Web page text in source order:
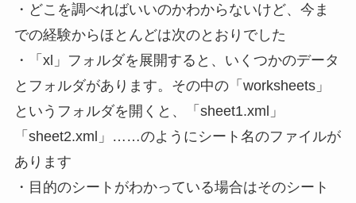
・どこを調べればいいのかわからないけど、今ま
での経験からほとんどは次のとおりでした
・「xl」フォルダを展開すると、いくつかのデータ
とフォルダがあります。その中の「worksheets」
というフォルダを開くと、「sheet1.xml」
「sheet2.xml」……のようにシート名のファイルが
あります
・目的のシートがわかっている場合はそのシート